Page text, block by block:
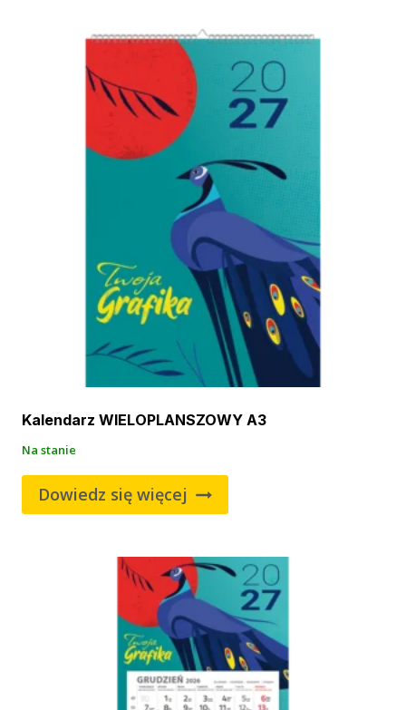
Kalendarz WIELOPLANSZOWY A3
Na stanie
Dowiedz się więcej